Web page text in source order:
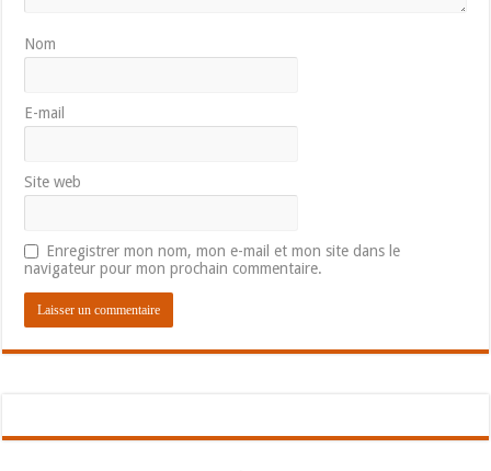
Nom
E-mail
Site web
Enregistrer mon nom, mon e-mail et mon site dans le
navigateur pour mon prochain commentaire.